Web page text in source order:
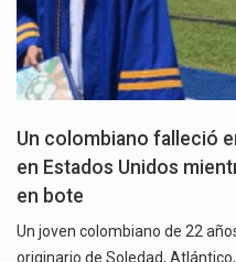
Un colombiano falleció
en Estados Unidos
en bote
Un joven colombiano de 22
originario de Soledad,